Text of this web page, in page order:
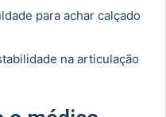
para achar calçado
na articulação